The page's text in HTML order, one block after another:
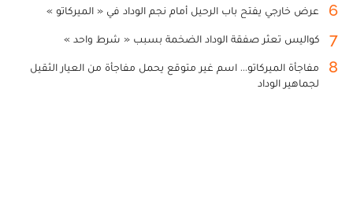
6 عرض خارجي يفتح باب الرحيل أمام نجم الوداد في « الميركاتو »
7 كواليس تعثر صفقة الوداد الضخمة بسبب « شرط واحد »
8
مفاجأة الميركاتو... اسم غير متوقع يحمل مفاجأة من العيار الثقيل
لجماهير الوداد